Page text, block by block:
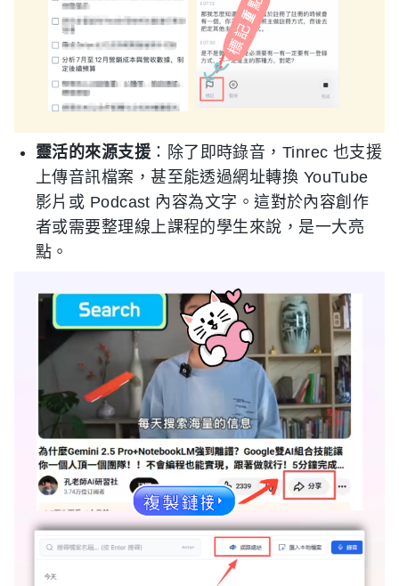
靈活的來源支援 ：除了即時錄音，Tinrec 也支援
上傳音訊檔案，甚至能透過網址轉換 YouTube
影片或 Podcast 內容為文字。這對於內容創作
者或需要整理線上課程的學生來說，是一大亮
點。